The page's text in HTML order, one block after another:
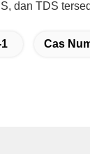
dan TDS
Cas